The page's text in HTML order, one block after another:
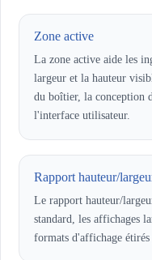
Zone active
La zone active aide les
largeur et la hauteur
du boîtier, la conception
l'interface utilisateur.
Rapport hauteur/
Le rapport hauteur/
standard, les affichages
formats d'affichage